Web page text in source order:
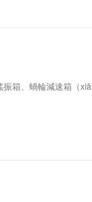
箱、蝸輪減速箱（